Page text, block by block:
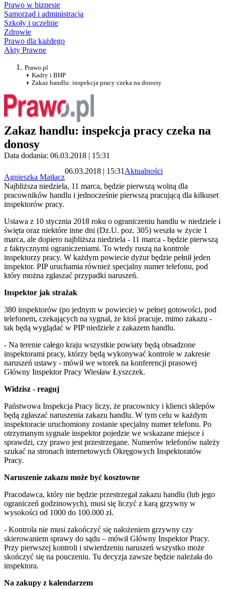
Prawo w biznesie
Samorząd i administracja
Szkoły i uczelnie
Zdrowie
Prawo dla każdego
Akty Prawne
Prawo.pl
Kadry i BHP
Zakaz handlu: inspekcja pracy czeka na donosy
Zakaz handlu: inspekcja pracy czeka na
donosy
Data dodania: 06.03.2018 | 15:31
Agnieszka Matłacz
06.03.2018 | 15:31 Aktualności
Najbliższa niedziela, 11 marca, będzie pierwszą wolną dla
pracowników handlu i jednocześnie pierwszą pracującą dla kilkuset
inspektorów pracy.
Ustawa z 10 stycznia 2018 roku o ograniczeniu handlu w niedziele i
święta oraz niektóre inne dni (Dz.U. poz. 305) weszła w życie 1
marca, ale dopiero najbliższa niedziela - 11 marca - będzie pierwszą
z faktycznymi ograniczeniami. To wtedy ruszą na kontrole
inspektorzy pracy. W każdym powiecie dyżur będzie pełnił jeden
inspektor. PIP uruchamia również specjalny numer telefonu, pod
który można zgłaszać przypadki naruszeń.
Inspektor jak strażak
380 inspektorów (po jednym w powiecie) w pełnej gotowości, pod
telefonem, czekających na sygnał, że ktoś pracuje, mimo zakazu -
tak będą wyglądać w PIP niedziele z zakazem handlu.
- Na terenie całego kraju wszystkie powiaty będą obsadzone
inspektorami pracy, którzy będą wykonywać kontrole w zakresie
naruszeń ustawy - mówił we wtorek na konferencji prasowej
Główny Inspektor Pracy Wiesław Łyszczek.
Widzisz - reaguj
Państwowa Inspekcja Pracy liczy, że pracownicy i klienci sklepów
będą zgłaszać naruszenia zakazu handlu. W tym celu w każdym
inspektoracie uruchomiony zostanie specjalny numer telefonu. Po
otrzymanym sygnale inspektor pojedzie we wskazane miejsce i
sprawdzi, czy prawo jest przestrzegane. Numerów telefonów należy
szukać na stronach internetowych Okręgowych Inspektoratów
Pracy.
Naruszenie zakazu może być kosztowne
Pracodawca, który nie będzie przestrzegał zakazu handlu (lub jego
ograniczeń godzinowych), musi się liczyć z karą grzywny w
wysokości od 1000 do 100.000 zł.
- Kontrola nie musi zakończyć się nałożeniem grzywny czy
skierowaniem sprawy do sądu – mówił Główny Inspektor Pracy.
Przy pierwszej kontroli i stwierdzeniu naruszeń wszystko może
skończyć się na pouczeniu. Tu decyzja zawsze będzie należała do
inspektora.
Na zakupy z kalendarzem